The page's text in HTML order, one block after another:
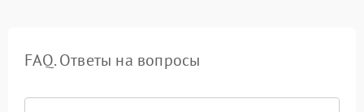
FAQ. Ответы на вопросы